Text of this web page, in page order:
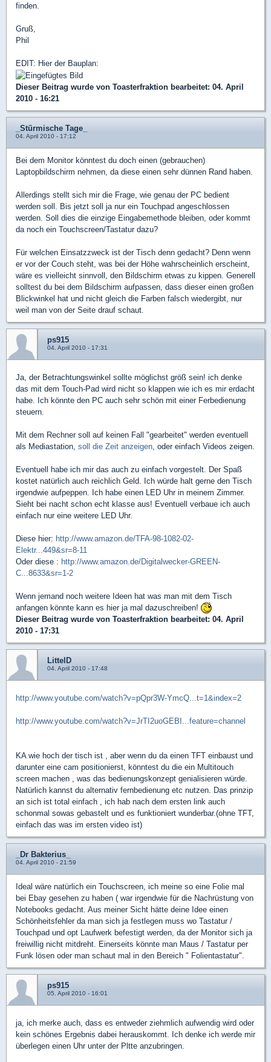
finden.
Gruß,
Phil
EDIT: Hier der Bauplan:
Dieser Beitrag wurde von Toasterfraktion bearbeitet: 04. April
2010 - 16:21
_Stürmische Tage_
04. April 2010 - 17:12
Bei dem Monitor könntest du doch einen (gebrauchen)
Laptopbildschirm nehmen, da diese einen sehr dünnen Rand haben.
Allerdings stellt sich mir die Frage, wie genau der PC bedient
werden soll. Bis jetzt soll ja nur ein Touchpad angeschlossen
werden. Soll dies die einzige Eingabemethode bleiben, oder kommt
da noch ein Touchscreen/Tastatur dazu?
Für welchen Einsatzzweck ist der Tisch denn gedacht? Denn wenn
er vor der Couch steht, was bei der Höhe wahrscheinlich erscheint,
wäre es vielleicht sinnvoll, den Bildschirm etwas zu kippen. Generell
solltest du bei dem Bildschirm aufpassen, dass dieser einen großen
Blickwinkel hat und nicht gleich die Farben falsch wiedergibt, nur
weil man von der Seite drauf schaut.
ps915
04. April 2010 - 17:31
Ja, der Betrachtungswinkel sollte möglichst größ sein! ich denke
das mit dem Touch-Pad wird nicht so klappen wie ich es mir erdacht
habe. Ich könnte den PC auch sehr schön mit einer Ferbedienung
steuern.
Mit dem Rechner soll auf keinen Fall "gearbeitet" werden eventuell
als Mediastation, soll die Zeit anzeigen , oder einfach Videos zeigen.
Eventuell habe ich mir das auch zu einfach vorgestelt. Der Spaß
kostet natürlich auch reichlich Geld. Ich würde halt gerne den Tisch
irgendwie aufpeppen. Ich habe einen LED Uhr in meinem Zimmer.
Sieht bei nacht schon echt klasse aus! Eventuell verbaue ich auch
einfach nur eine weitere LED Uhr.
Diese hier: http://www.amazon.de/TFA-98-1082-02-
Elektr...449&sr=8-11
Oder diese : http://www.amazon.de/Digitalwecker-GREEN-
C...8633&sr=1-2
Wenn jemand noch weitere Ideen hat was man mit dem Tisch
anfangen könnte kann es hier ja mal dazuschreiben!
Dieser Beitrag wurde von Toasterfraktion bearbeitet: 04. April
2010 - 17:31
LittelD
04. April 2010 - 17:48
http://www.youtube.com/watch?v=pQpr3W-YmcQ...t=1&index=2
http://www.youtube.com/watch?v=JrTI2uoGEBI...feature=channel
KA wie hoch der tisch ist , aber wenn du da einen TFT einbaust und
darunter eine cam positionierst, könntest du die ein Multitouch
screen machen , was das bedienungskonzept genialisieren würde.
Natürlich kannst du alternativ fernbedienung etc nutzen. Das prinzip
an sich ist total einfach , ich hab nach dem ersten link auch
schonmal sowas gebastelt und es funktioniert wunderbar.(ohne TFT,
einfach das was im ersten video ist)
_Dr Bakterius_
04. April 2010 - 21:59
Ideal wäre natürlich ein Touchscreen, ich meine so eine Folie mal
bei Ebay gesehen zu haben ( war irgendwie für die Nachrüstung von
Notebooks gedacht. Aus meiner Sicht hätte deine Idee einen
Schönheitsfehler da man sich ja festlegen muss wo Tastatur /
Touchpad und opt Laufwerk befestigt werden, da der Monitor sich ja
freiwillig nicht mitdreht. Einerseits könnte man Maus / Tastatur per
Funk lösen oder man schaut mal in den Bereich " Folientastatur".
ps915
05. April 2010 - 16:01
ja, ich merke auch, dass es entweder ziehmlich aufwendig wird oder
kein schönes Ergebnis dabei herauskommt. Ich denke ich werde mir
überlegen einen Uhr unter der Pltte anzubringen.